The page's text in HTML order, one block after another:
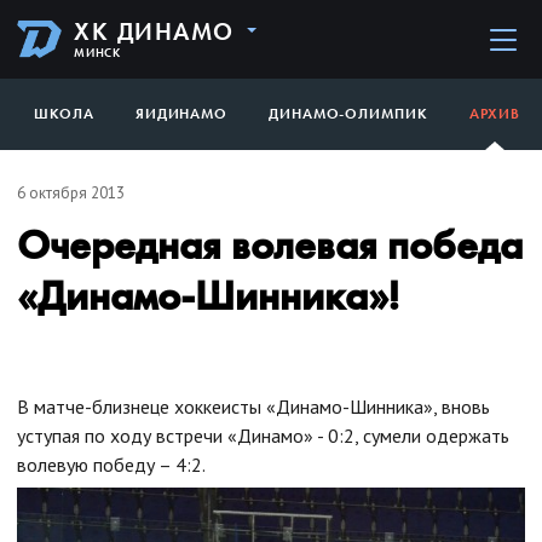
ХК ДИНАМО
МИНСК
ШКОЛА ЯИДИНАМО ДИНАМО-ОЛИМПИК АРХИВ
6 октября 2013
Очередная волевая победа
«Динамо-Шинника»!
В матче-близнеце хоккеисты «Динамо-Шинника», вновь
уступая по ходу встречи «Динамо» - 0:2, сумели одержать
волевую победу – 4:2.